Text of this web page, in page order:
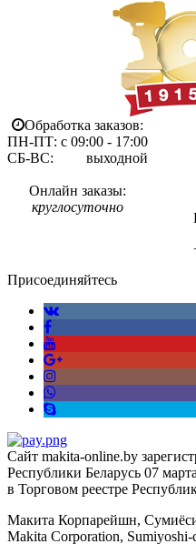
Обработка заказов:
ПН-ПТ: с 09:00 - 17:00
СБ-ВС: выходной
Онлайн заказы:
круглосуточно
Присоединяйтесь
Сайт makita-online.by
Республики Беларусь 07
в Торговом реестре
Макита Корпарейшн,
Makita Corporation,